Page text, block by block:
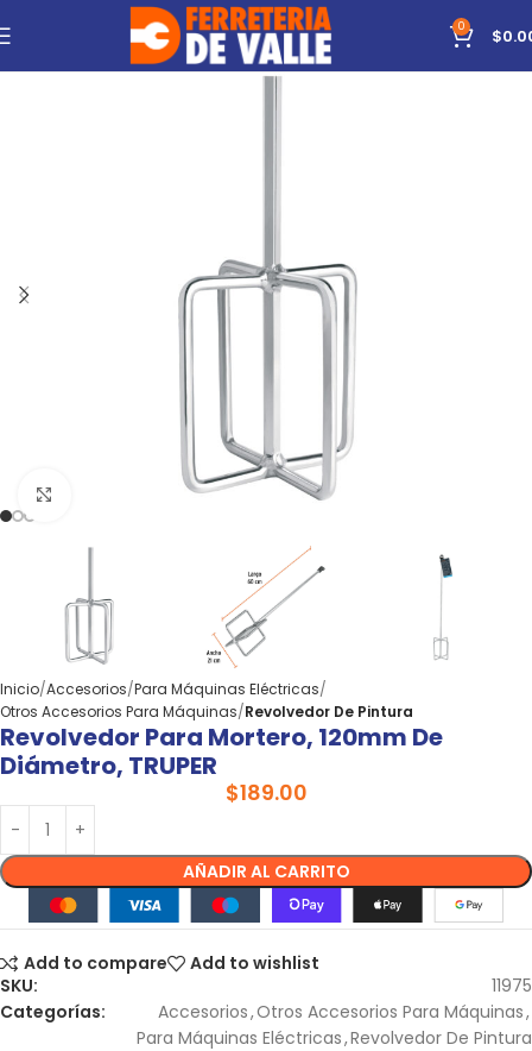
0 $
Click to enlarge
Inicio Accesorios Para Máquinas Eléctricas
Otros Accesorios Para Máquinas Revolvedor De Pintura
Revolvedor Para Mortero, 120mm De
Diámetro, TRUPER
$189.00
AÑADIR AL CARRITO
Add to compare
Add to wishlist
SKU:
11975
Categorías:
Accesorios,Otros Accesorios Para Máquinas,
Para Máquinas Eléctricas,Revolvedor De Pintura